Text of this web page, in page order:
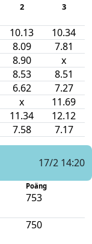
2 3
10.13 10.34
8.09 7.81
8.90 x
8.53 8.51
6.62 7.27
x 11.69
11.34 12.12
7.58 7.17
17/2 14:20
Poäng
753
750